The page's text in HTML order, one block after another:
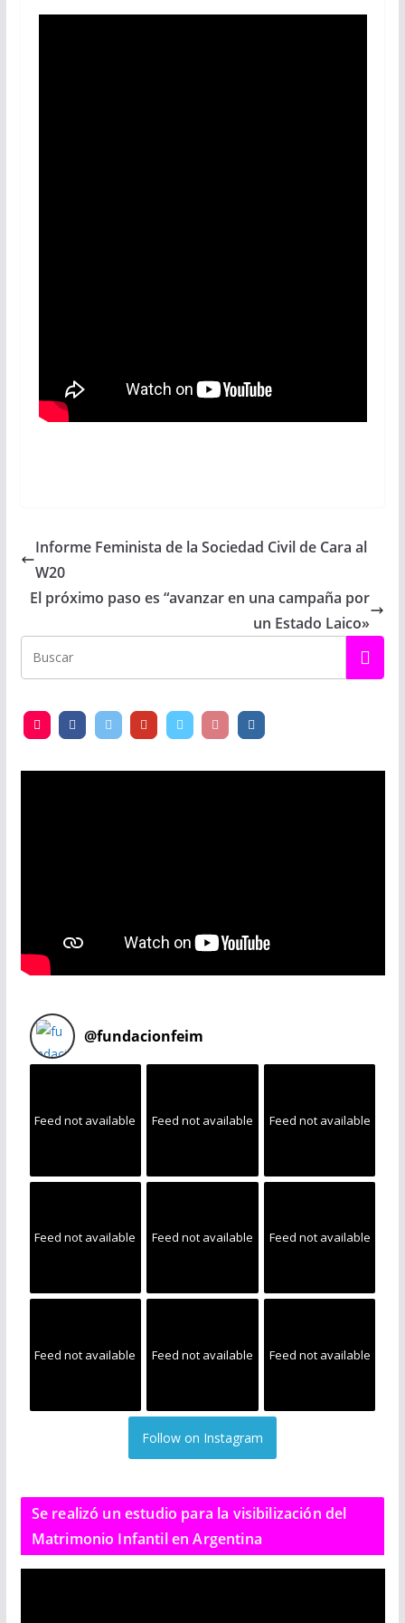
Informe Feminista de la Sociedad Civil de Cara al
W20
El próximo paso es “avanzar en una campaña por
un Estado Laico»
@fundacionfeim
Feed not available Feed not available Feed not available
Feed not available Feed not available Feed not available
Feed not available Feed not available Feed not available
Follow on Instagram
Se realizó un estudio para la visibilización del
Matrimonio Infantil en Argentina